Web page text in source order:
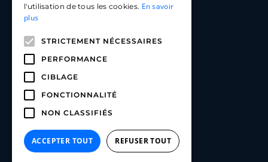
Carlo App | Instagram
Carlo App | Linkedin
l'utilisation de tous les cookies. En savoir
plus
STRICTEMENT NÉCESSAIRES
PERFORMANCE
CIBLAGE
FONCTIONNALITÉ
NON CLASSIFIÉS
ACCEPTER TOUT REFUSER TOUT